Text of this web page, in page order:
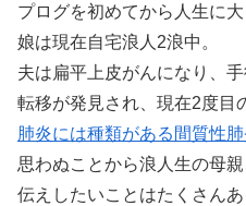
プログを初めてから人生に
娘は現在自宅浪人2浪中。
夫は扁平上皮がんになり、
転移が発見され、現在2度目
肺炎には種類がある間質性
思わぬことから浪人生の母
伝えしたいことはたくさん